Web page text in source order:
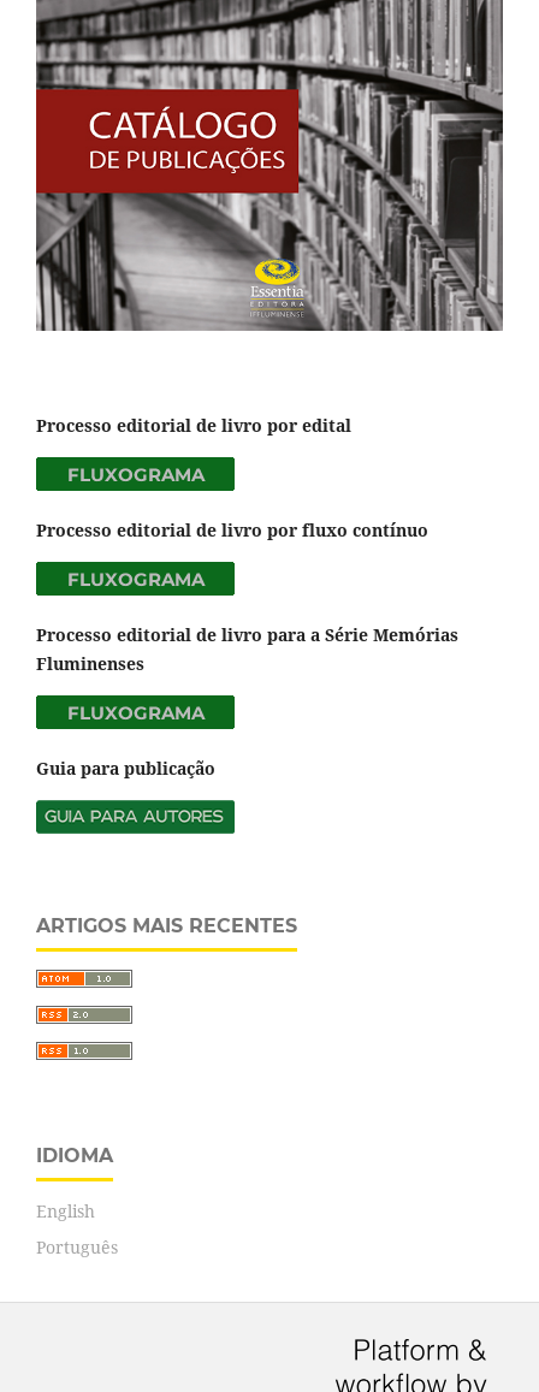
Processo editorial de livro por edital
Processo editorial de livro por fluxo contínuo
Processo editorial de livro para a Série Memórias
Fluminenses
Guia para publicação
ARTIGOS MAIS RECENTES
IDIOMA
English
Português